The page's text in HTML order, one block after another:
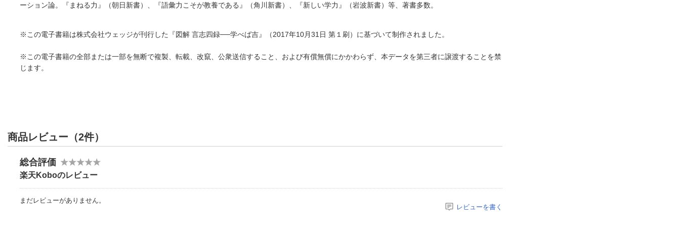
ーション論。『まねる力』（朝日新書）、『語彙力こそが教養である』（角川新書）、『新しい学力』（岩波新書）等、著書多数。
※この電子書籍は株式会社ウェッジが刊行した『図解 言志四録──学べば吉』（2017年10月31日 第１刷）に基づいて制作されました。
※この電子書籍の全部または一部を無断で複製、転載、改竄、公衆送信すること、および有償無償にかかわらず、本データを第三者に譲渡することを禁
じます。
商品レビュー（2件）
総合評価
楽天Koboのレビュー
まだレビューがありません。
レビューを書く